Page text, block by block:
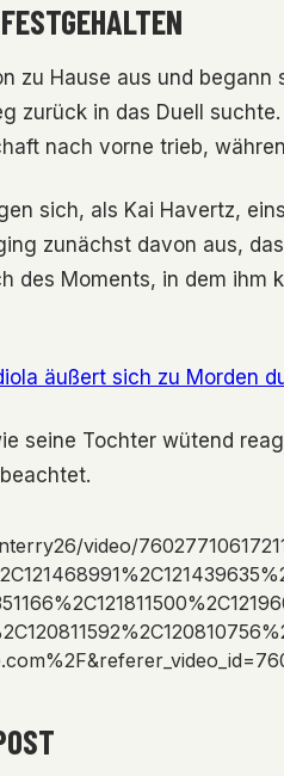
zu Hause aus und
zurück in das Duell
nach vorne trieb,
sich, als Kai Havertz,
zunächst davon aus,
des Moments, in dem ihm
äußert sich zu Morden
seine Tochter wütend
video/